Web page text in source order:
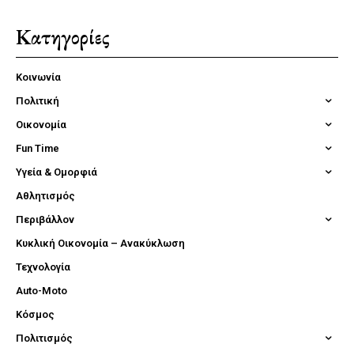
Κατηγορίες
Κοινωνία
Πολιτική
Οικονομία
Fun Time
Υγεία & Ομορφιά
Αθλητισμός
Περιβάλλον
Κυκλική Οικονομία – Ανακύκλωση
Τεχνολογία
Auto-Moto
Κόσμος
Πολιτισμός